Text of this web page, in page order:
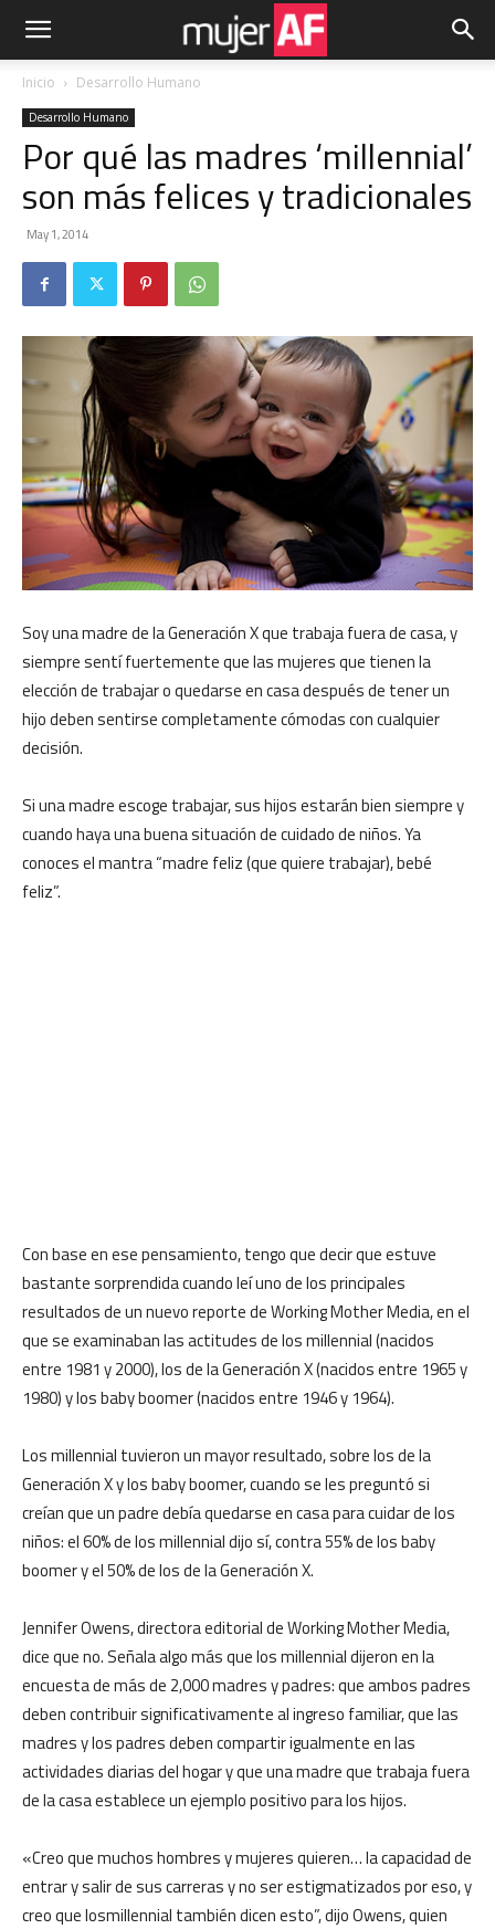
Inicio Desarrollo Humano
Desarrollo Humano
Por qué las madres ‘millennial’
son más felices y tradicionales
May 1, 2014
Soy una madre de la Generación X que trabaja fuera de casa, y
siempre sentí fuertemente que las mujeres que tienen la
elección de trabajar o quedarse en casa después de tener un
hijo deben sentirse completamente cómodas con cualquier
decisión.
Si una madre escoge trabajar, sus hijos estarán bien siempre y
cuando haya una buena situación de cuidado de niños. Ya
conoces el mantra “madre feliz (que quiere trabajar), bebé
feliz”.
Con base en ese pensamiento, tengo que decir que estuve
bastante sorprendida cuando leí uno de los principales
resultados de un nuevo reporte de Working Mother Media, en el
que se examinaban las actitudes de los millennial (nacidos
entre 1981 y 2000), los de la Generación X (nacidos entre 1965 y
1980) y los baby boomer (nacidos entre 1946 y 1964).
Los millennial tuvieron un mayor resultado, sobre los de la
Generación X y los baby boomer, cuando se les preguntó si
creían que un padre debía quedarse en casa para cuidar de los
niños: el 60% de los millennial dijo sí, contra 55% de los baby
boomer y el 50% de los de la Generación X.
Jennifer Owens, directora editorial de Working Mother Media,
dice que no. Señala algo más que los millennial dijeron en la
encuesta de más de 2,000 madres y padres: que ambos padres
deben contribuir significativamente al ingreso familiar, que las
madres y los padres deben compartir igualmente en las
actividades diarias del hogar y que una madre que trabaja fuera
de la casa establece un ejemplo positivo para los hijos.
«Creo que muchos hombres y mujeres quieren… la capacidad de
entrar y salir de sus carreras y no ser estigmatizados por eso, y
creo que losmillennial también dicen esto”, dijo Owens, quien